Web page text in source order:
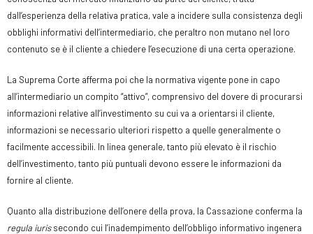
dall’esperienza della relativa pratica, vale a incidere sulla consistenza degli
obblighi informativi dell’intermediario, che peraltro non mutano nel loro
contenuto se è il cliente a chiedere l’esecuzione di una certa operazione.
La Suprema Corte afferma poi che la normativa vigente pone in capo
all’intermediario un compito “attivo”, comprensivo del dovere di procurarsi
informazioni relative all’investimento su cui va a orientarsi il cliente,
informazioni se necessario ulteriori rispetto a quelle generalmente o
facilmente accessibili. In linea generale, tanto più elevato è il rischio
dell’investimento, tanto più puntuali devono essere le informazioni da
fornire al cliente.
Quanto alla distribuzione dell’onere della prova, la Cassazione conferma la
regula iurissecondo cui l’inadempimento dell’obbligo informativo ingenera